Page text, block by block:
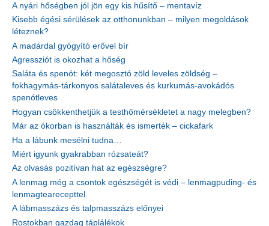
A nyári hőségben jól jön egy kis hűsítő – mentavíz
Kisebb égési sérülések az otthonunkban – milyen megoldások
léteznek?
A madárdal gyógyító erővel bír
Agressziót is okozhat a hőség
Saláta és spenót: két megosztó zöld leveles zöldség –
fokhagymás-tárkonyos salátaleves és kurkumás-avokádós
spenótleves
Hogyan csökkenthetjük a testhőmérsékletet a nagy melegben?
Már az ókorban is használták és ismerték – cickafark
Ha a lábunk mesélni tudna…
Miért igyunk gyakrabban rózsateát?
Az olvasás pozitívan hat az egészségre?
A lenmag még a csontok egészségét is védi – lenmagpuding- és
lenmagtearecepttel
A lábmasszázs és talpmasszázs előnyei
Rostokban gazdag táplálékok